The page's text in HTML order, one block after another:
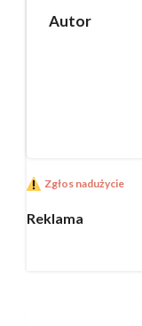
Autor
Zgłos nadużycie
Reklama